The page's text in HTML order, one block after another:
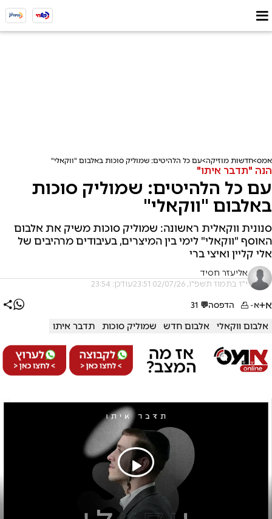
אמס חדשות מוזיקה עם כל הלהיטים: שמוליק סוכות באלבום "ווקאלי"
הנה "תדבר איתו"
עם כל הלהיטים: שמוליק סוכות
באלבום "ווקאלי"
סנונית ווקאלית ראשונה: שמוליק סוכות משיק את אלבום
האוסף "ווקאלי" לימי בין המיצרים, בעיבודים מרהיבים של
אלי קליין ואיצי ברי
אליעזר חסיד
י"ז בתמוז תשפ"ו, 02/07/26 23:51 עודכן: 23:54
א+א- הדפסה💬
31
אלבום ווקאלי אלבום חדש שמוליק סוכות תדבר איתו